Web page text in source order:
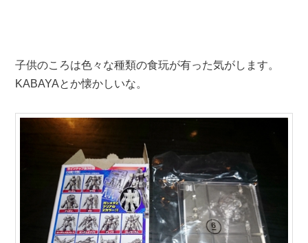
子供のころは色々な種類の食玩が有った気がします。
KABAYAとか懐かしいな。